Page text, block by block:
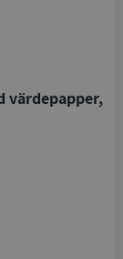
värdepapper,